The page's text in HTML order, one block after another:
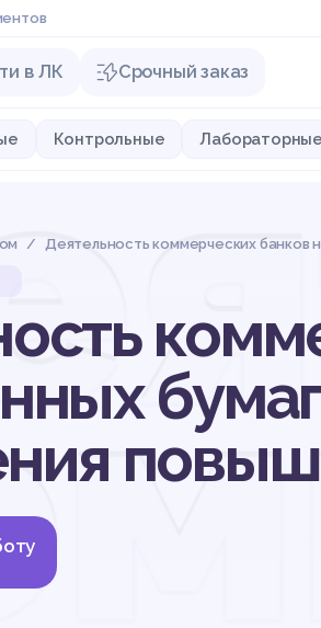
в ЛК Срочный заказ
Контрольные Лабораторные
Деятельность коммерческих банков